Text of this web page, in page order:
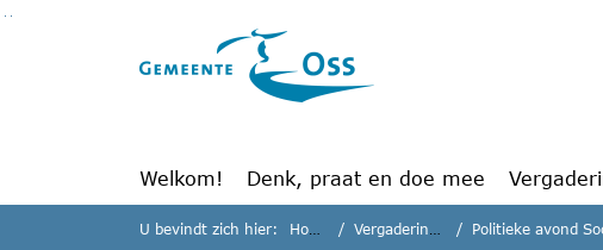
Ga naar de inhoud van deze pagina
Welkom! Denk, praat en doe mee
U bevindt zich hier: Home Vergaderingen Politieke avond